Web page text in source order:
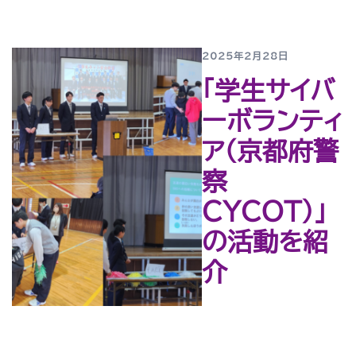
2025年2月28日
「学生サイバ
ーボランティ
ア（京都府警
察
CYCOT）」
の活動を紹
介